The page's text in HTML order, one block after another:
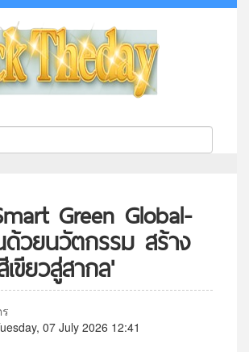
Green Global-
ด้วยนวัตกรรม สร้าง
ขียวสู่สากล'
07 July 2026 12:41